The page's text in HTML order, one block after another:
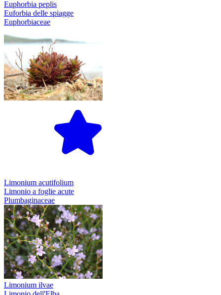
Euphorbia peplis
Euforbia delle spiagge
Euphorbiaceae
Limonium acutifolium
Limonio a foglie acute
Plumbaginaceae
Limonium ilvae